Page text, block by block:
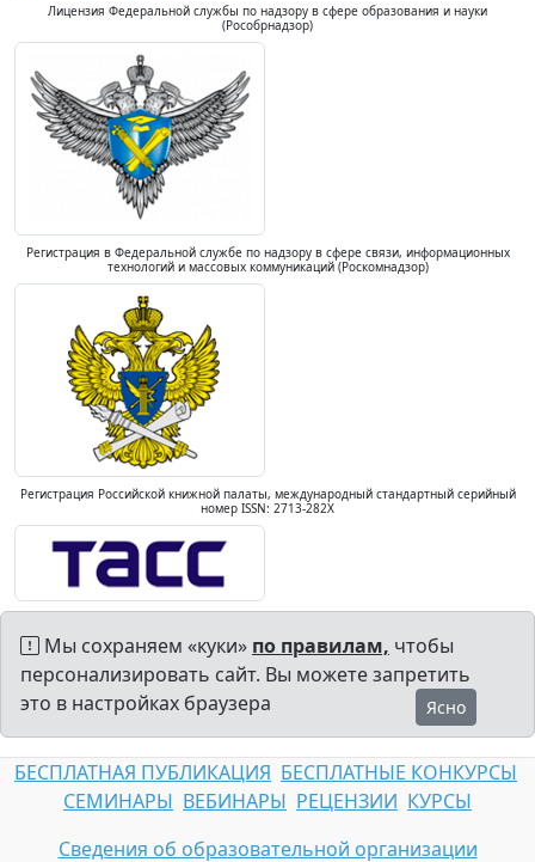
Лицензия Федеральной службы по надзору в сфере образования и науки
(Рособрнадзор)
Регистрация в Федеральной службе по надзору в сфере связи, информационных
технологий и массовых коммуникаций (Роскомнадзор)
Регистрация Российской книжной палаты, международный стандартный серийный
номер ISSN: 2713-282X
Мы сохраняем «куки» по правилам, чтобы
персонализировать сайт. Вы можете запретить
это в настройках браузера
Ясно
БЕСПЛАТНАЯ ПУБЛИКАЦИЯ БЕСПЛАТНЫЕ КОНКУРСЫ
СЕМИНАРЫ ВЕБИНАРЫ РЕЦЕНЗИИ КУРСЫ
Сведения об образовательной организации